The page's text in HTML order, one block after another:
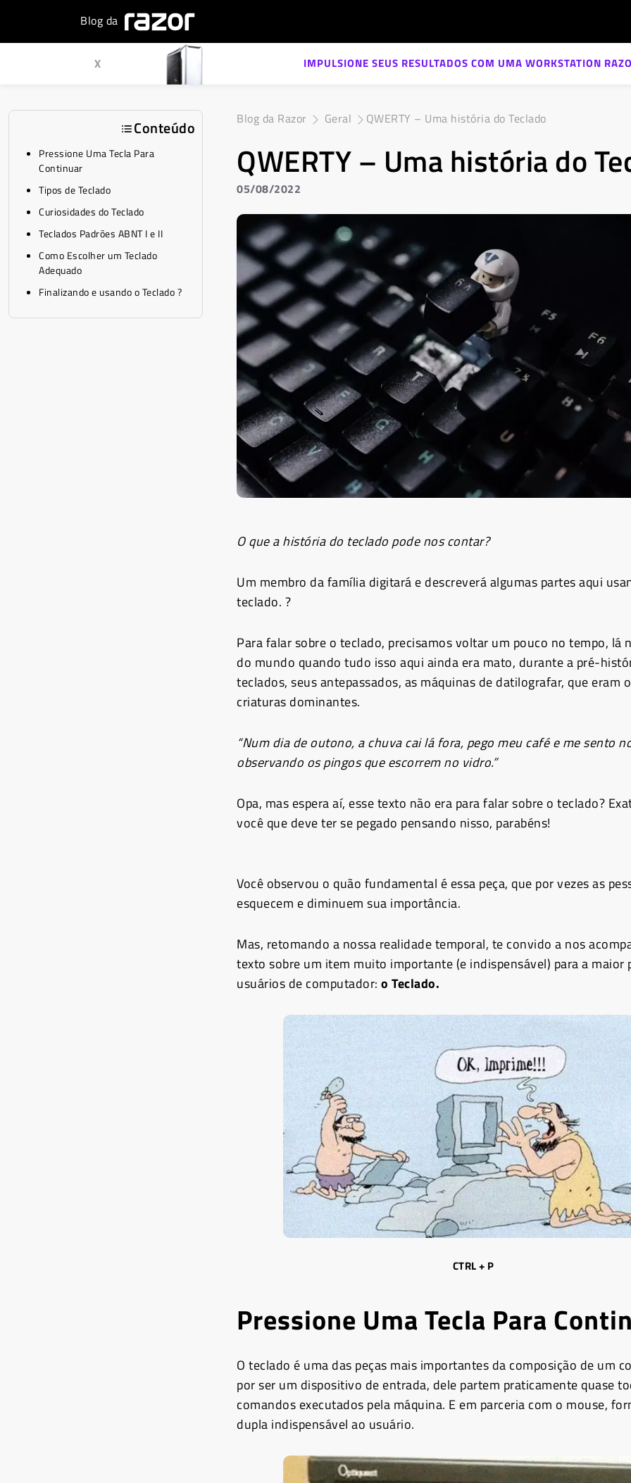
Blog da
X IMPULSIONE SEUS RESULTADOS COM UMA WORKSTATION
Conteúdo
Pressione Uma Tecla Para
Continuar
Tipos de Teclado
Curiosidades do Teclado
Teclados Padrões ABNT I e II
Como Escolher um Teclado
Adequado
Finalizando e usando o Teclado ?
Blog da Razor Geral QWERTY – Uma história do Teclado
QWERTY – Uma história do
05/08/2022
O que a história do teclado pode nos contar?
Um membro da família digitará e descreverá algumas partes aqui
teclado. ?
Para falar sobre o teclado, precisamos voltar um pouco no tempo, lá
do mundo quando tudo isso aqui ainda era mato, durante a pré-
teclados, seus antepassados, as máquinas de datilografar, que eram
criaturas dominantes.
“Num dia de outono, a chuva cai lá fora, pego meu café e me sento
observando os pingos que escorrem no vidro.”
Opa, mas espera aí, esse texto não era para falar sobre o teclado?
você que deve ter se pegado pensando nisso, parabéns!
Você observou o quão fundamental é essa peça, que por vezes as
esquecem e diminuem sua importância.
Mas, retomando a nossa realidade temporal, te convido a nos
texto sobre um item muito importante (e indispensável) para a maior
usuários de computador: o Teclado.
CTRL + P
Pressione Uma Tecla Para
O teclado é uma das peças mais importantes da composição de um
por ser um dispositivo de entrada, dele partem praticamente quase
comandos executados pela máquina. E em parceria com o mouse,
dupla indispensável ao usuário.